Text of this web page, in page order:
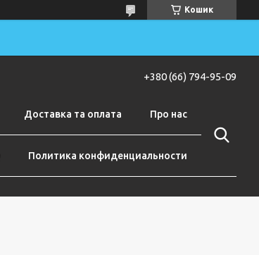
Кошик
+380 (66) 794-95-09
Доставка та оплата Про нас
Политика конфиденциальности